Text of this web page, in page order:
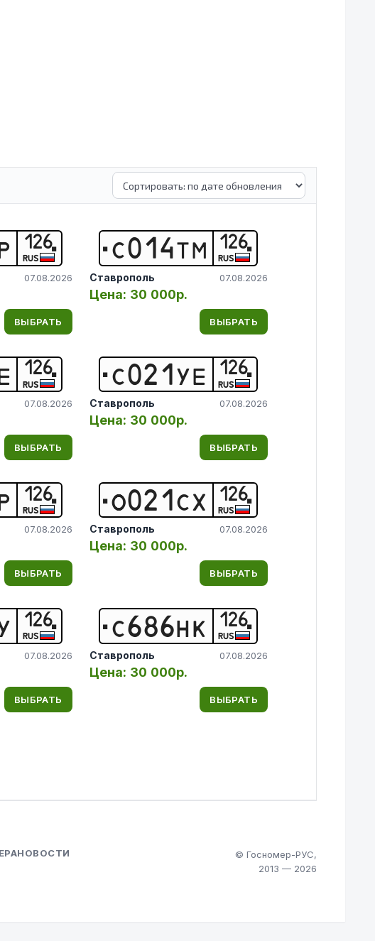
126
RUS
07.08.2026
ВЫБРАТЬ
126
RUS
07.08.2026
ВЫБРАТЬ
126
RUS
07.08.2026
ВЫБРАТЬ
126
RUS
07.08.2026
ВЫБРАТЬ
С01 4ТМ 126
RUS
Ставрополь 07.08.2026
Цена: 30 000р.
ВЫБРАТЬ
С02 1 УЕ 126
RUS
Ставрополь 07.08.2026
Цена: 30 000р.
ВЫБРАТЬ
О02 1 СХ 126
RUS
Ставрополь 07.08.2026
Цена: 30 000р.
ВЫБРАТЬ
С686НК 126
RUS
Ставрополь 07.08.2026
Цена: 30 000р.
ВЫБРАТЬ
НОВОСТИ
© Госномер-РУС,
2013 — 2026